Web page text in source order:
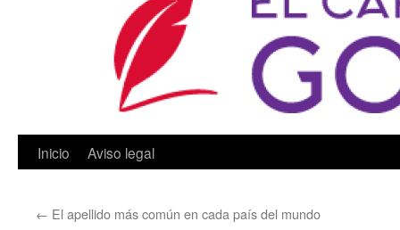
Inicio Aviso legal
← El apellido más común en cada país del mundo